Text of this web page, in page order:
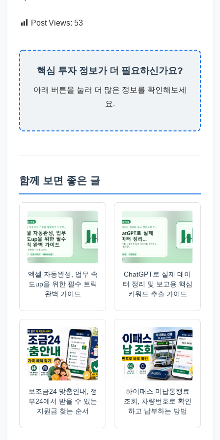
Post Views: 53
핵심 투자 정보가 더 필요하신가요?
아래 버튼을 눌러 더 많은 정보를 확인해보세
요.
함께 보면 좋은 글
엑셀 자동완성, 업무 속
도up을 위한 필수 트릭
완벽 가이드
ChatGPT로 실제 데이
터 정리 및 보고용 핵심
키워드 추출 가이드
보조금24 맞춤안내, 정
부24에서 받을 수 있는
지원금 찾는 순서
하이패스 미납통행료
조회, 차량번호로 확인
하고 납부하는 방법